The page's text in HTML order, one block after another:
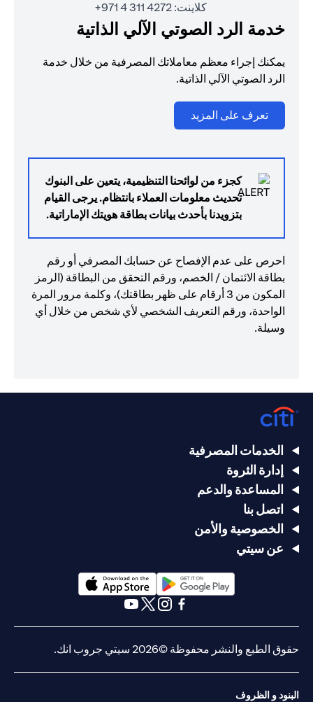
كلاينت: 4272 311 4 971+
خدمة الرد الصوتي الآلي الذاتية
يمكنك إجراء معظم معاملاتك المصرفية من خلال خدمة
الرد الصوتي الآلي الذاتية.
تعرف على المزيد
كجزء من لوائحنا التنظيمية، يتعين على البنوك
تحديث معلومات العملاء بانتظام. يرجى القيام
بتزويدنا بأحدث بيانات بطاقة هويتك الإماراتية.
احرص على عدم الإفصاح عن حسابك المصرفي أو رقم
بطاقة الائتمان / الخصم، ورقم التحقق من البطاقة (الرمز
المكون من 3 أرقام على ظهر بطاقتك)، وكلمة مرور المرة
الواحدة، ورقم التعريف الشخصي لأي شخص من خلال أي
وسيلة.
الخدمات المصرفية
إدارة الثروة
المساعدة والدعم
اتصل بنا
الخصوصية والأمن
عن سيتي
(opens in a new tab)
حقوق الطبع والنشر محفوظة ©2026 سيتي جروب انك.
البنود و الظروف